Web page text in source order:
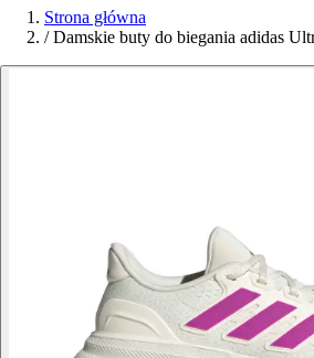
Strona główna
/ Damskie buty do biegania adidas